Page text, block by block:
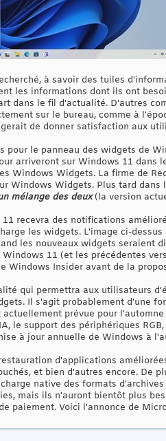
à savoir des tuiles
les informations dont ils ont
dans le fil d'actualité. D'autres
sur le bureau, comme à
de donner satisfaction aux
le panneau des widgets de
arriveront sur Windows 11 dans
Windows Widgets. La firme de
Windows Widgets. Plus tard dans
mélange des deux(la version
recevra des notifications
les widgets. L'image ci-
les nouveaux widgets seraient
11 (et les précédentes
Windows Insider avant de la
qui permettra aux utilisateurs
Il s'agit probablement d'une
prévue pour
le support des périphériques
à jour annuelle de Windows à
d'applications
et bien d'autres encore. De
native des formats d'archives
mais ils n'auront bientôt plus
paiement. Voici l'annonce de